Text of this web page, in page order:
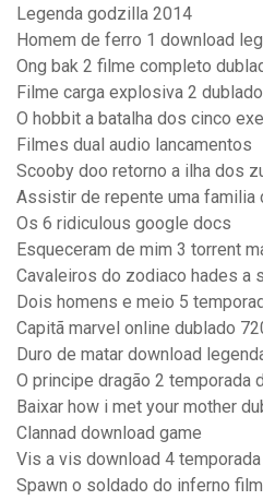
Legenda godzilla 2014
Homem de ferro 1 download
Ong bak 2 filme completo
Filme carga explosiva 2 dublado
O hobbit a batalha dos cinco
Filmes dual audio lancamentos
Scooby doo retorno a ilha dos
Assistir de repente uma familia
Os 6 ridiculous google docs
Esqueceram de mim 3 torrent
Cavaleiros do zodiaco hades a
Dois homens e meio 5
Capitã marvel online dublado
Duro de matar download
O principe dragão 2 temporada
Baixar how i met your mother
Clannad download game
Vis a vis download 4 temporada
Spawn o soldado do inferno